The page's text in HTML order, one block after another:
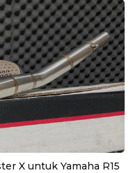
X untuk Yamaha R15